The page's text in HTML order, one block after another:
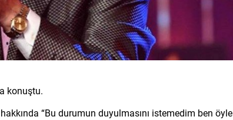
konuştu.
“Bu durumun duyulmasını istemedim ben öyle